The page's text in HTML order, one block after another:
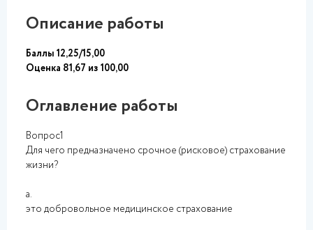
Описание работы
Баллы 12,25/15,00
Оценка 81,67 из 100,00
Оглавление работы
Вопрос1
Для чего предназначено срочное (рисковое) страхование
жизни?
a.
это добровольное медицинское страхование